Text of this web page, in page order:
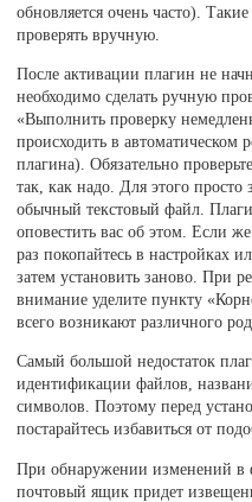
обновляется очень часто).
проверять вручную.
После активации плагин не
необходимо сделать ручную
«Выполнить проверку
происходить в автоматическом
плагина). Обязательно
так, как надо. Для этого
обычный текстовый файл.
оповестить вас об этом. Если
раз покопайтесь в настройках
затем установить заново. При
внимание уделите пункту
всего возникают различного
Самый большой недостаток
идентификации файлов,
символов. Поэтому перед
постарайтесь избавиться от
При обнаружении изменений в
почтовый ящик придет